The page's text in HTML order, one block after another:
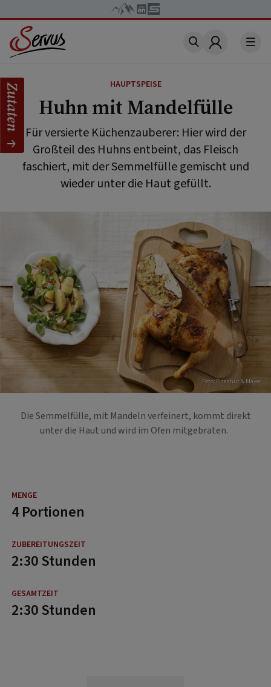
Account
HAUPTSPEISE
Huhn mit Mandelfülle
Für versierte Küchenzauberer: Hier wird der
Großteil des Huhns entbeint, das Fleisch
faschiert, mit der Semmelfülle gemischt und
wieder unter die Haut gefüllt.
Foto: Eisenhut & Mayer
Die Semmelfülle, mit Mandeln verfeinert, kommt direkt
unter die Haut und wird im Ofen mitgebraten.
4 Portionen
2:30 Stunden
2:30 Stunden
Zutaten